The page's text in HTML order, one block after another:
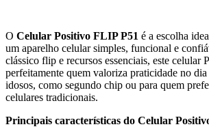
O Celular Positivo FLIP P51 é a escolha
um aparelho celular simples, funcional e
clássico flip e recursos essenciais, este celular
perfeitamente quem valoriza praticidade no dia
idosos, como segundo chip ou para quem
celulares tradicionais.
Principais características do Celular